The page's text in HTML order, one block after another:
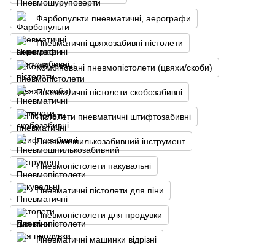
Фарбопульти пневматичні, аерографи
Пневматичні цвяхозабивні пістолети
Комбіновані пневмопістолети (цвяхи/скоби)
Пневматичні пістолети скобозабивні
Пістолети пневматичні штифтозабивні
Пневмошпилькозабивний інструмент
Пневмопістолети пакувальні
Пневматичні пістолети для піни
Пневмопістолети для продувки
Пневматичні машинки відрізні